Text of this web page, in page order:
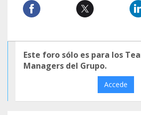
Este foro sólo es para los
Managers del Grupo.
Accede